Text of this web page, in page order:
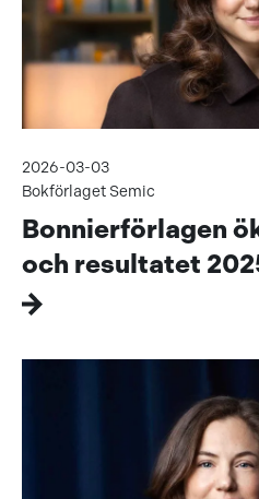
2026-03-03
Bokförlaget Semic
Bonnierförlagen
och resultatet